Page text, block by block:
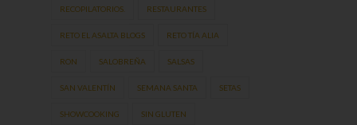
RECOPILATORIOS. RESTAURANTES
RETO EL ASALTA BLOGS RETO TÍA ALIA
RON SALOBREÑA SALSAS
SAN VALENTÍN SEMANA SANTA SETAS
SHOWCOOKING SIN GLUTEN